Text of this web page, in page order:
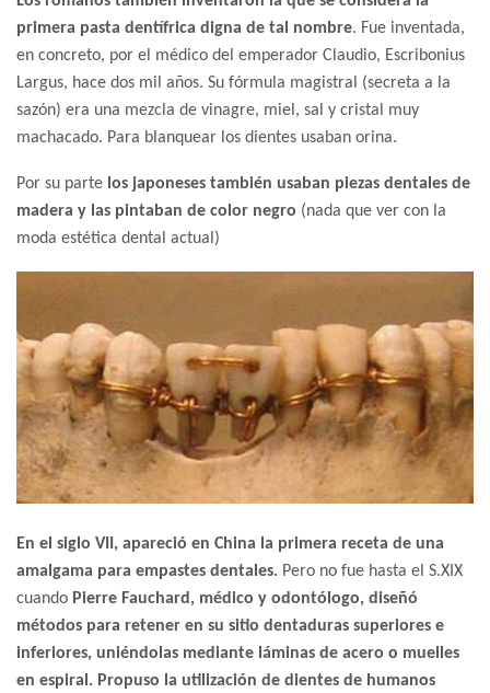
primera pasta dentífrica digna de tal nombre. Fue inventada,
en concreto, por el médico del emperador Claudio, Escribonius
Largus, hace dos mil años. Su fórmula magistral (secreta a la
sazón) era una mezcla de vinagre, miel, sal y cristal muy
machacado. Para blanquear los dientes usaban orina.
Por su parte los japoneses también usaban piezas dentales de
madera y las pintaban de color negro (nada que ver con la
moda estética dental actual)
En el siglo VII, apareció en China la primera receta de una
amalgama para empastes dentales. Pero no fue hasta el S.XIX
cuando Pierre Fauchard, médico y odontólogo, diseñó
métodos para retener en su sitio dentaduras superiores e
inferiores, uniéndolas mediante láminas de acero o muelles
en espiral. Propuso la utilización de dientes de humanos